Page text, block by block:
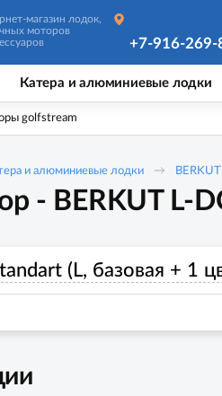
магазин лодок,
моторов
+7-916-269-
Катера и алюминиевые лодки
golfstream
и алюминиевые лодки
- BERKUT L-
(L, базовая + 1